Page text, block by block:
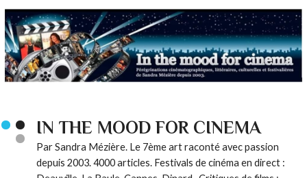
IN THE MOOD FOR CINEMA
Par Sandra Mézière. Le 7ème art raconté avec passion
depuis 2003. 4000 articles. Festivals de cinéma en direct :